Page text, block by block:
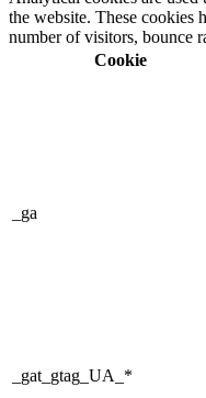
the website. These cookies
number of visitors, bounce
Cookie
_ga
_gat_gtag_UA_*